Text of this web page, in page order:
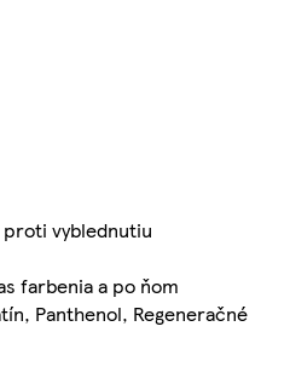
vyblednutiu
farbenia a po ňom
Panthenol, Regeneračné